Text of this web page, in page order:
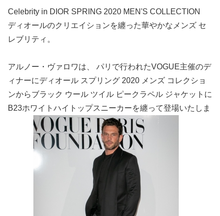
Celebrity in DIOR SPRING 2020 MEN'S COLLECTION
ディオールのクリエイションを纏った華やかなメンズ セ
レブリティ。
アルノー・ヴァロワは、 パリで行われたVOGUE主催のデ
ィナーにディオール スプリング 2020 メンズ コレクショ
ンからブラック ウール ツイル ピークラペル ジャケットに
B23ホワイトハイトップスニーカーを纏って登場いたしま